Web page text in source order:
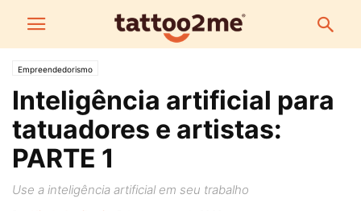
Empreendedorismo
Inteligência artificial para
tatuadores e artistas:
PARTE 1
Use a inteligência artificial em seu trabalho